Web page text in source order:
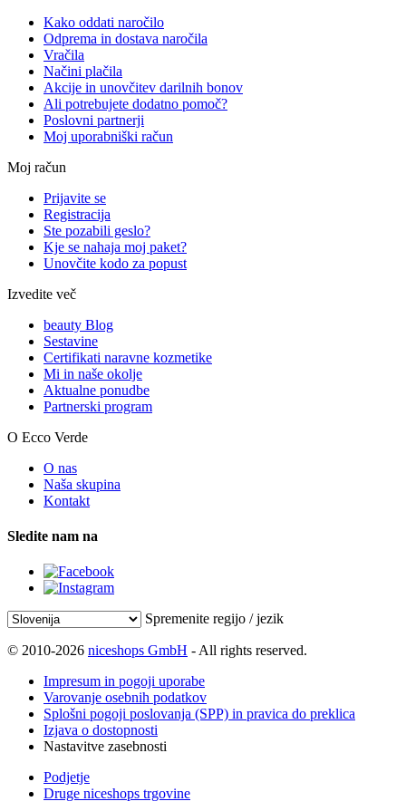
Kako oddati naročilo
Odprema in dostava naročila
Vračila
Načini plačila
Akcije in unovčitev darilnih bonov
Ali potrebujete dodatno pomoč?
Poslovni partnerji
Moj uporabniški račun
Moj račun
Prijavite se
Registracija
Ste pozabili geslo?
Kje se nahaja moj paket?
Unovčite kodo za popust
Izvedite več
beauty Blog
Sestavine
Certifikati naravne kozmetike
Mi in naše okolje
Aktualne ponudbe
Partnerski program
O Ecco Verde
O nas
Naša skupina
Kontakt
Sledite nam na
Spremenite regijo / jezik
© 2010-2026 niceshops GmbH - All rights reserved.
Impresum in pogoji uporabe
Varovanje osebnih podatkov
Splošni pogoji poslovanja (SPP) in pravica do preklica
Izjava o dostopnosti
Nastavitve zasebnosti
Podjetje
Druge niceshops trgovine